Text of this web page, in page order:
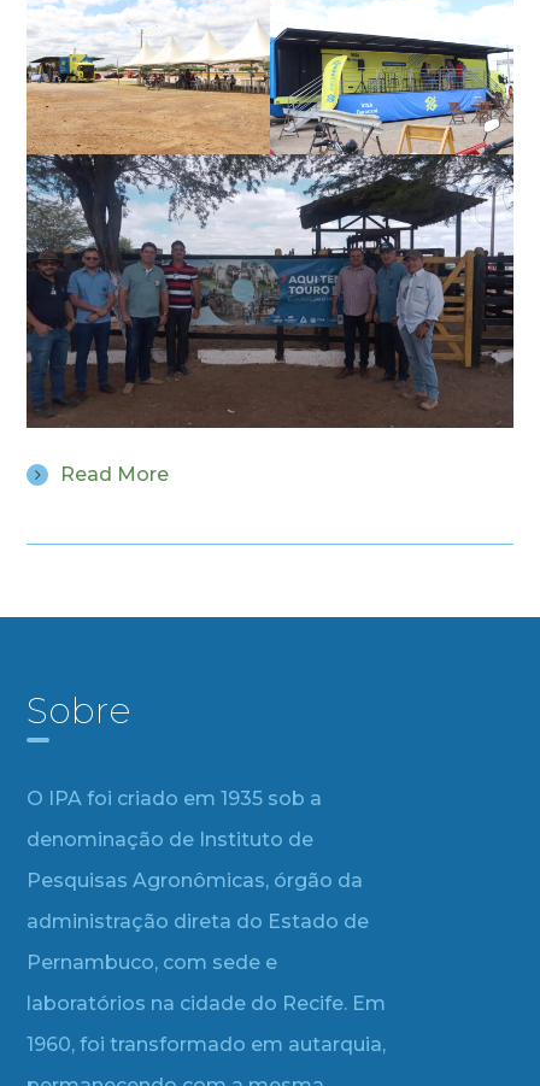
Read More
Sobre
O IPA foi criado em 1935 sob a
denominação de Instituto de
Pesquisas Agronômicas, órgão da
administração direta do Estado de
Pernambuco, com sede e
laboratórios na cidade do Recife. Em
1960, foi transformado em autarquia,